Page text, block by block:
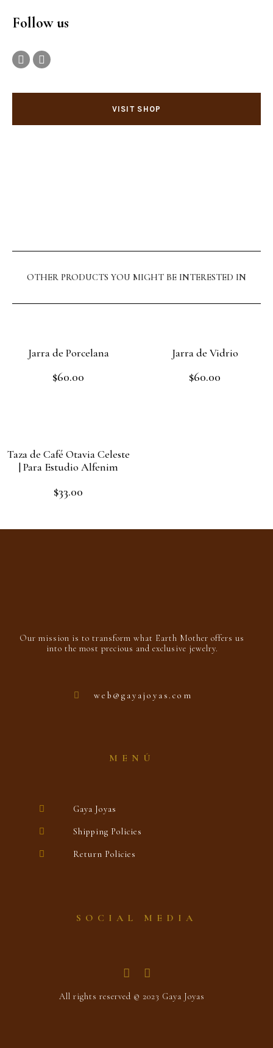
Follow us
VISIT SHOP
OTHER PRODUCTS YOU MIGHT BE INTERESTED IN
Jarra de Porcelana
Rated
$60.00
Jarra de Vidrio
Rated
$60.00
Taza de Café Otavia Celeste
| Para Estudio Alfenim
Rated
5
$33.00
Our mission is to transform what Earth Mother offers us
into the most precious and exclusive jewelry.
web@gayajoyas.com
MENÚ
Gaya Joyas
Shipping Policies
Return Policies
SOCIAL MEDIA
All rights reserved © 2023 Gaya Joyas